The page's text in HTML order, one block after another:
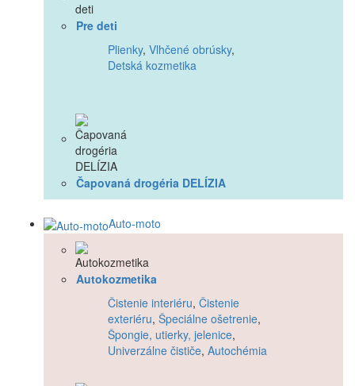
Pre deti
Plienky, Vlhčené obrúsky,
Detská kozmetika
Čapovaná drogéria DELÍZIA
Auto-moto
Autokozmetika
Čistenie interiéru, Čistenie
exteriéru, Špeciálne ošetrenie,
Špongie, utierky, jelenice,
Univerzálne čističe, Autochémia